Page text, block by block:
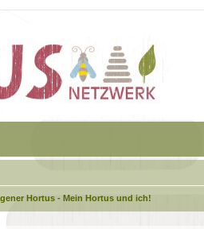
Hortus - Mein Hortus und ich!